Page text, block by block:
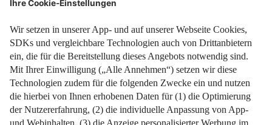
Alles zu Rendite, Wertsteigerung, Finanzierung und Co.
Weiterlesen